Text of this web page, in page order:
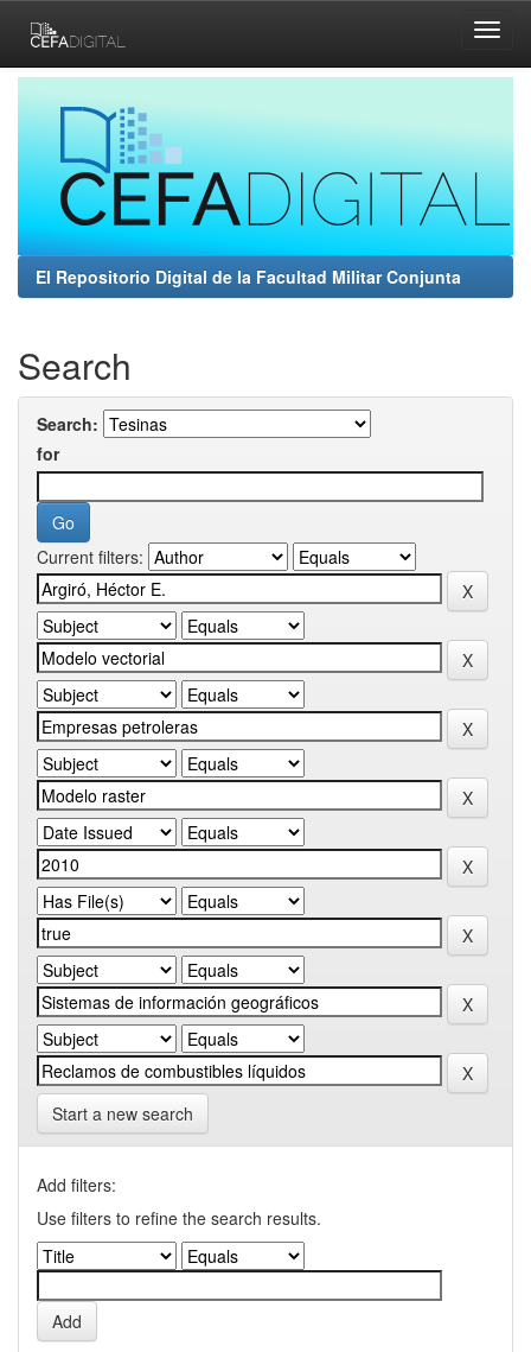
navigation
El Repositorio Digital de la Facultad Militar Conjunta
Search
Search:
for
Current filters:
Start a new search
Add filters:
Use filters to refine the search results.